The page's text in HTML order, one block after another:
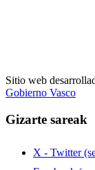
Sitio web
Gobierno Vasco
Gizarte sareak
X - Twitter